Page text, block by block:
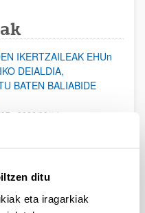
ditu
eta iragarkiak
IKERTZAILEAK EHUn
DEIALDIA,
BATEN BALIABIDE
- 2026/08/14